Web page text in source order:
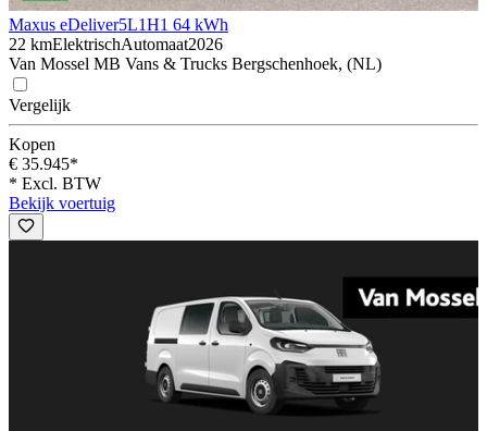
Maxus eDeliver5L1H1 64 kWh
22 kmElektrischAutomaat2026
Van Mossel MB Vans & Trucks Bergschenhoek, (NL)
Vergelijk
Kopen
€ 35.945*
* Excl. BTW
Bekijk voertuig